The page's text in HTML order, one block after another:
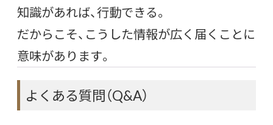
知識があれば、行動できる。
だからこそ、こうした情報が広く届くことに
意味があります。
よくある質問（Q&A）